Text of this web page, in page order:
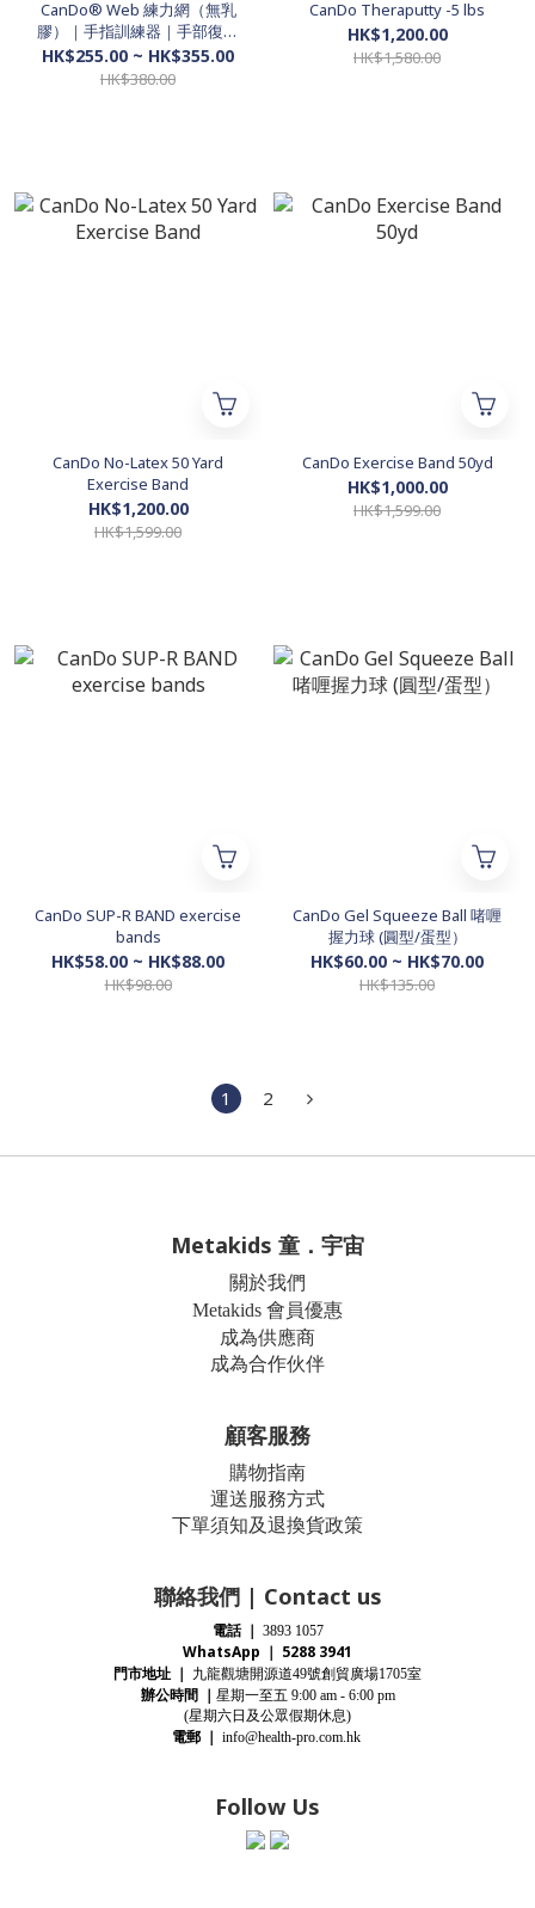
CanDo® Web 練力網（無乳
膠）｜手指訓練器｜手部復康
專用（OT/PT）
HK$255.00 ~ HK$355.00
HK$380.00
CanDo Theraputty -5 lbs
HK$1,200.00
HK$1,580.00
CanDo No-Latex 50 Yard
Exercise Band
HK$1,200.00
HK$1,599.00
CanDo Exercise Band 50yd
HK$1,000.00
HK$1,599.00
CanDo SUP-R BAND exercise
bands
HK$58.00 ~ HK$88.00
HK$98.00
CanDo Gel Squeeze Ball 啫喱
握力球 (圓型/蛋型）
HK$60.00 ~ HK$70.00
HK$135.00
1 2
Metakids 童．宇宙
關於我們
Metakids 會員優惠
成為供應商
成為合作伙伴
顧客服務
購物指南
運送服務方式
下單須知及退換貨政策
聯絡我們 | Contact us
電話 ｜ 3893 1057
WhatsApp ｜ 5288 3941
門市地址 ｜ 九龍觀塘開源道49號創貿廣場1705室
辦公時間｜ 星期一至五 9:00 am - 6:00 pm
(星期六日及公眾假期休息)
電郵｜ info@health-pro.com.hk
Follow Us